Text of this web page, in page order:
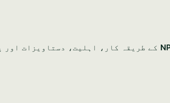
کے طریقہ کار، اہلیت، دستاویزات اور